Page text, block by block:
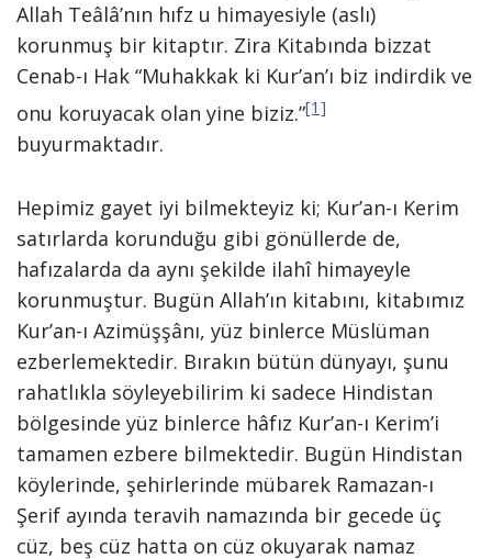
Allah Teâlâ’nın hıfz u himayesiyle (aslı)
korunmuş bir kitaptır. Zira Kitabında bizzat
Cenab-ı Hak “Muhakkak ki Kur’an’ı biz indirdik ve
onu koruyacak olan yine biziz.”[1]
buyurmaktadır.
Hepimiz gayet iyi bilmekteyiz ki; Kur’an-ı Kerim
satırlarda korunduğu gibi gönüllerde de,
hafızalarda da aynı şekilde ilahî himayeyle
korunmuştur. Bugün Allah’ın kitabını, kitabımız
Kur’an-ı Azimüşşânı, yüz binlerce Müslüman
ezberlemektedir. Bırakın bütün dünyayı, şunu
rahatlıkla söyleyebilirim ki sadece Hindistan
bölgesinde yüz binlerce hâfız Kur’an-ı Kerim’i
tamamen ezbere bilmektedir. Bugün Hindistan
köylerinde, şehirlerinde mübarek Ramazan-ı
Şerif ayında teravih namazında bir gecede üç
cüz, beş cüz hatta on cüz okuyarak namaz